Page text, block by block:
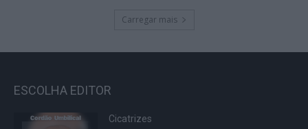
Carregar mais
ESCOLHA EDITOR
Cicatrizes